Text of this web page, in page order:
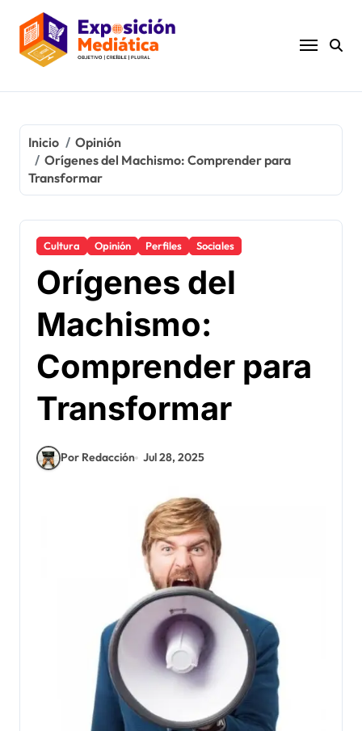
contenido
Inicio
Opinión
Orígenes del Machismo: Comprender para
Transformar
Cultura Opinión Perfiles Sociales
Orígenes del
Machismo:
Comprender para
Transformar
Por Redacción Jul 28, 2025